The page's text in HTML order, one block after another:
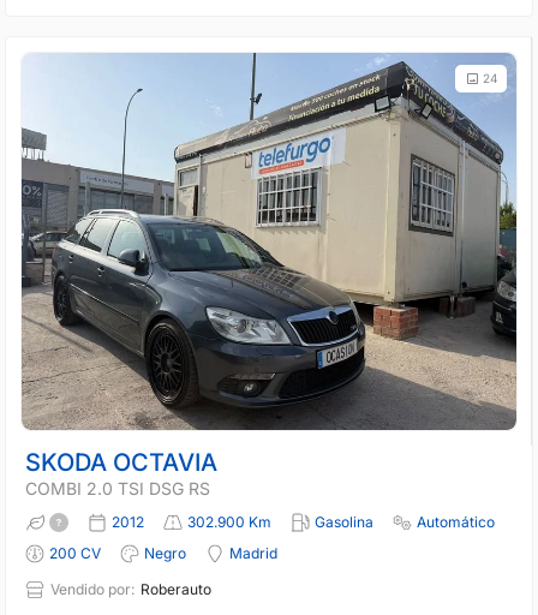
24
SKODA OCTAVIA
COMBI 2.0 TSI DSG RS
2012 302.900 Km Gasolina
Automático
200 CV
Negro
Madrid
Vendido por: Roberauto